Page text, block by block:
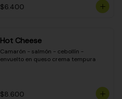
$6.400
Hot Cheese
Camarón - salmón - cebollín -
envuelto en queso crema tempura
$8.600